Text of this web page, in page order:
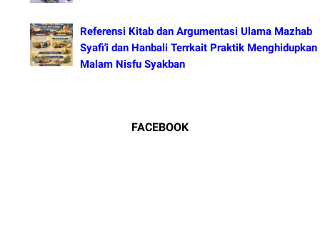
Referensi Kitab dan Argumentasi Ulama Mazhab
Syafi'i dan Hanbali Terrkait Praktik Menghidupkan
Malam Nisfu Syakban
FACEBOOK